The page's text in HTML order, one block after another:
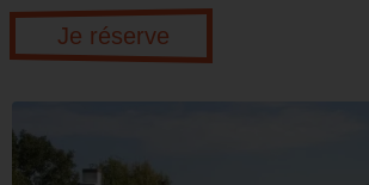
Je réserve